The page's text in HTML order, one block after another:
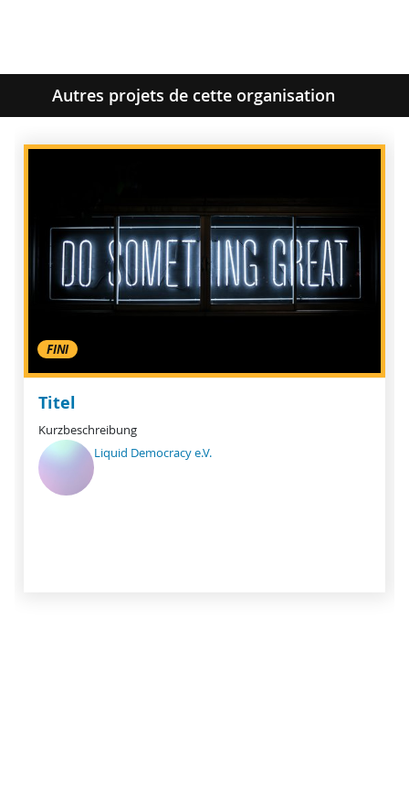
Autres projets de cette organisation
FINI
Titel
Kurzbeschreibung
Liquid Democracy e.V.